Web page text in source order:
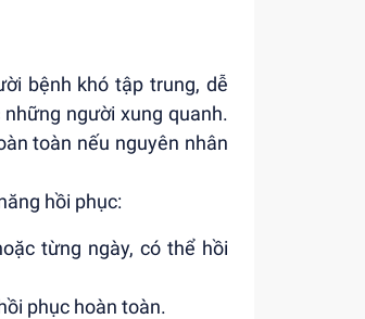
bệnh khó tập trung, dễ
người xung quanh.
toàn nếu nguyên nhân
hồi phục:
từng ngày, có thể hồi
phục hoàn toàn.